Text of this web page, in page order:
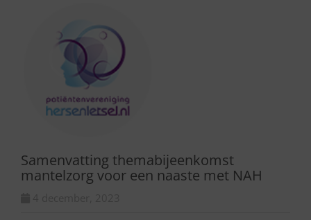
Samenvatting themabijeenkomst
mantelzorg voor een naaste met NAH